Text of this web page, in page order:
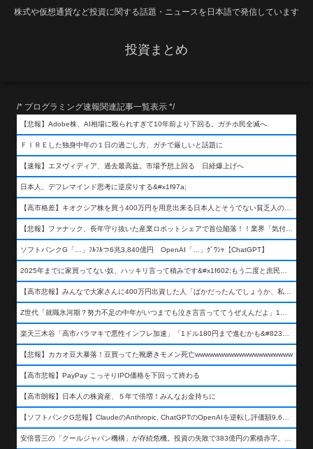
株式や仮想通貨など投資に関する話題・ニュースを日本語で発信しています
投資まとめ
/* プログラミング速報関連記事一覧表示 */
【悲報】Adobe株、AI相場に殴られすぎて10年前より下回る。ガチホ民全滅へ
ＦＩＲＥした独身中年の１日の過ごし方、ガチで厳しいと話題に
【速報】エヌヴィディア、過去最高益。市場予想上回る 日経爆上げへ
日本人、デフレマインド思考に逆戻りする&#x1f97a;
【高市格差】キオクシア株を買う400万円を用意出来る日本人とそうでない貧乏人の差が超広まるって事よ
【悲報】ファナック、長年守り抜いた産業ロボットシェアで首位陥落！！業界「気付いたら一気に抜かれていた…」
ソフトバンクG「…」ﾌﾙﾌﾙつ6兆3,840億円 OpenAI「…」ｸﾞﾜｼｬ【ChatGPT】
2025年までに家買ってない奴、ハッキリ言って積みです&#x1f602;もう二度と庶民が買える値段になりません&#x1f602;&#x1f602;&#x1f602;
【高市悲報】みんなで大家さんに400万円出資した人「ばかだったんでしょうか、私は&#x1f622;」
Z世代「就職氷河期？努力不足の中年がいつまでも泣き言言っててうぜえんだよ」1万いいね
楽天三木谷「高市バラマキで悪性インフレ加速」「1ドル180円まで進むかも&#8230;もう看過できない」
【悲報】カカオ豆大暴落！豆買ってた靴磨きモメン死亡wwwwwwwwwwwwwwwwwwww
【高市悲報】PayPay こっそりIPO価格を下回って終わる
【高市朗報】日本人の株資産、５年で倍増！みんなお金持ちに
【ソフトバンクG悲報】ClaudeのAnthropic, ChatGPTのOpenAIを逆転し評価額9,650億ドル (約154兆円) の世界一価値あるAI企業に……
安倍晋三の「クールジャパン機構」が存続危機。投資の失敗で383億円の累積赤字。2025年度決算も大赤字の可能性。責任の所在はウヤムヤ